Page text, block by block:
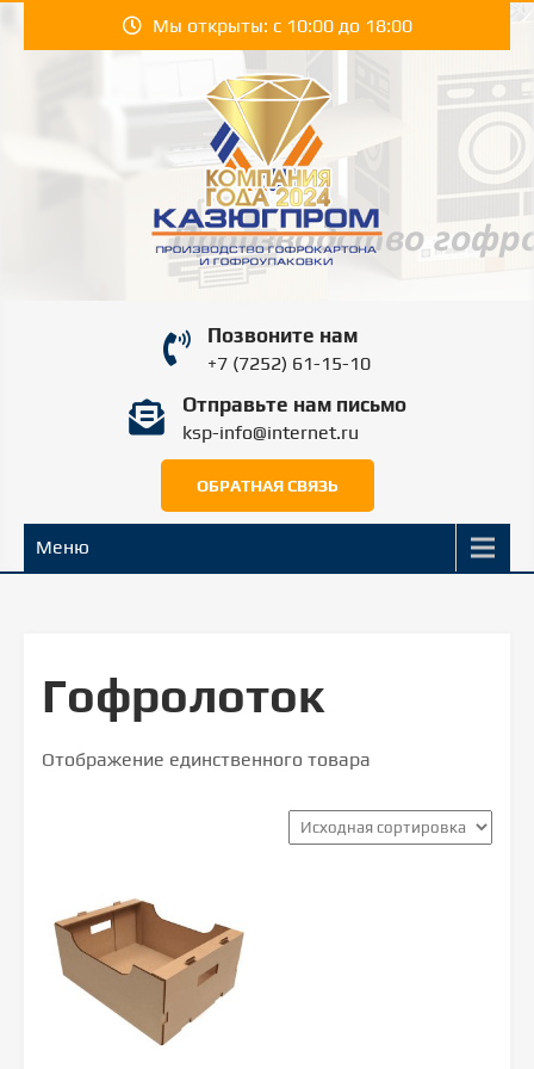
Мы открыты: с 10:00 до 18:00
КАЗЮГПРОМ |
KAZYUGPROM
ШЫМКЕНТ
Производство гофрокартона и гофроупаковки
в Шымкенте.
Позвоните нам
+7 (7252) 61-15-10
Отправьте нам письмо
ksp-info@internet.ru
ОБРАТНАЯ СВЯЗЬ
Меню
Гофролоток
Отображение единственного товара